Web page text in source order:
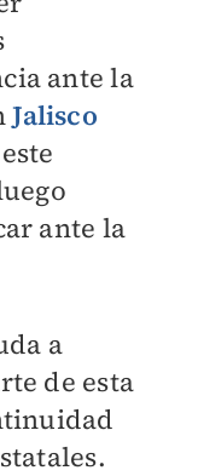
ante la
Jalisco
ante la
a
de esta